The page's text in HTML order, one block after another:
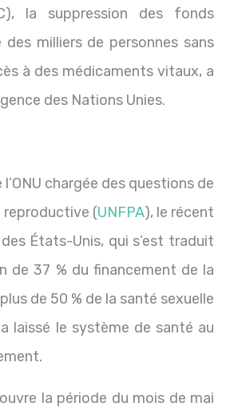
la suppression des fonds
des milliers de personnes sans
à des médicaments vitaux, a
des Nations Unies.
l’ONU chargée des questions de
reproductive (UNFPA), le récent
États-Unis, qui s’est traduit
de 37 % du financement de la
de 50 % de la santé sexuelle
laissé le système de santé au
la période du mois de mai